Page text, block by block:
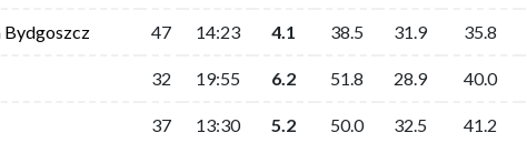
Bydgoszcz 47 14:23 4.1 38.5 31.9 35.8
32 19:55 6.2 51.8 28.9 40.0
37 13:30 5.2 50.0 32.5 41.2